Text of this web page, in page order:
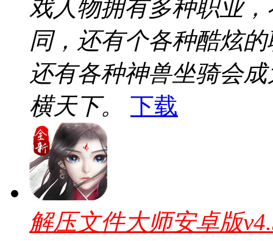
戏人物拥有多种职业
同，还有个各种酷炫
还有各种神兽坐骑会
横天下。
下载
解压文件大师安卓版